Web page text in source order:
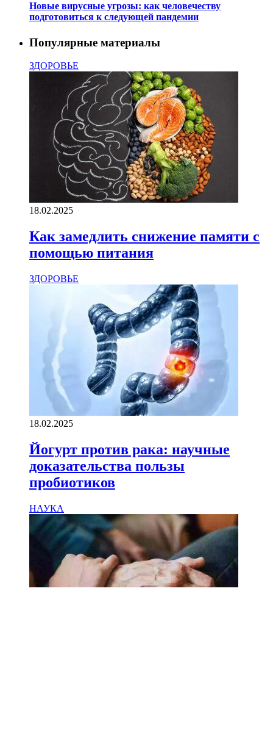
Новые вирусные угрозы: как человечеству
подготовиться к следующей пандемии
Популярные материалы
ЗДОРОВЬЕ
18.02.2025
Как замедлить снижение памяти с
помощью питания
ЗДОРОВЬЕ
18.02.2025
Йогурт против рака: научные
доказательства пользы
пробиотиков
НАУКА